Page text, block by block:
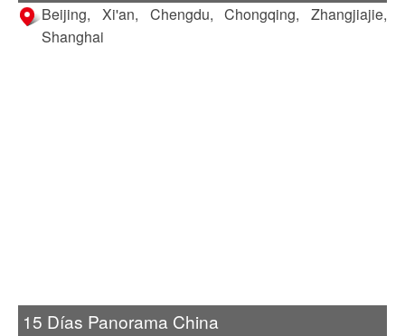
Beijing, Xi'an, Chengdu, Chongqing, Zhangjiajie,
Shanghai
15 Días Panorama China